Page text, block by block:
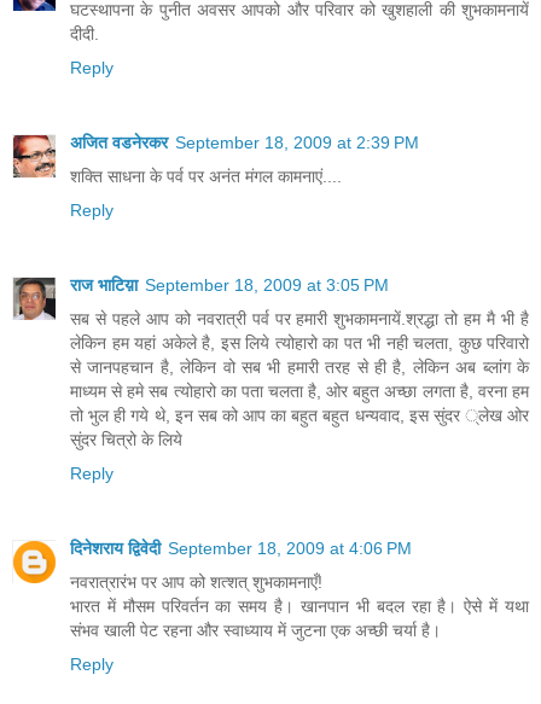
घटस्थापना के पुनीत अवसर आपको और परिवार को खुशहाली की शुभकामनायें
दीदी.
Reply
अजित वडनेरकर September 18, 2009 at 2:39 PM
शक्ति साधना के पर्व पर अनंत मंगल कामनाएं....
Reply
राज भाटिय़ा September 18, 2009 at 3:05 PM
सब से पहले आप को नवरात्री पर्व पर हमारी शुभकामनायें.श्रद्धा तो हम मै भी है
लेकिन हम यहां अकेले है, इस लिये त्योहारो का पत भी नही चलता, कुछ परिवारो
से जानपहचान है, लेकिन वो सब भी हमारी तरह से ही है, लेकिन अब ब्लांग के
माध्यम से हमे सब त्योहारो का पता चलता है, ओर बहुत अच्छा लगता है, वरना हम
तो भुल ही गये थे, इन सब को आप का बहुत बहुत धन्यवाद, इस सुंदर ्लेख ओर
सुंदर चित्रो के लिये
Reply
दिनेशराय द्विवेदी September 18, 2009 at 4:06 PM
नवरात्रारंभ पर आप को शत्शत् शुभकामनाएँ!
भारत में मौसम परिवर्तन का समय है। खानपान भी बदल रहा है। ऐसे में यथा
संभव खाली पेट रहना और स्वाध्याय में जुटना एक अच्छी चर्या है।
Reply